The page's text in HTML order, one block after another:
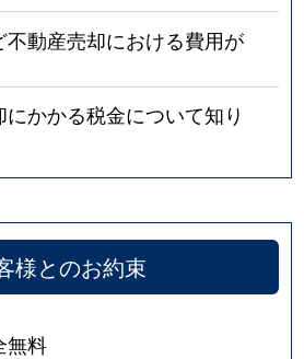
動産売却における費用が
かかる税金について知り
様とのお約束
無料